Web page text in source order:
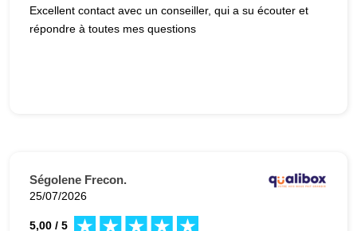
Excellent contact avec un conseiller, qui a su écouter et
répondre à toutes mes questions
Ségolene Frecon.
25/07/2026
5,00 / 5